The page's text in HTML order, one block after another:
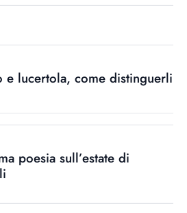
e lucertola, come distinguerli
poesia sull’estate di